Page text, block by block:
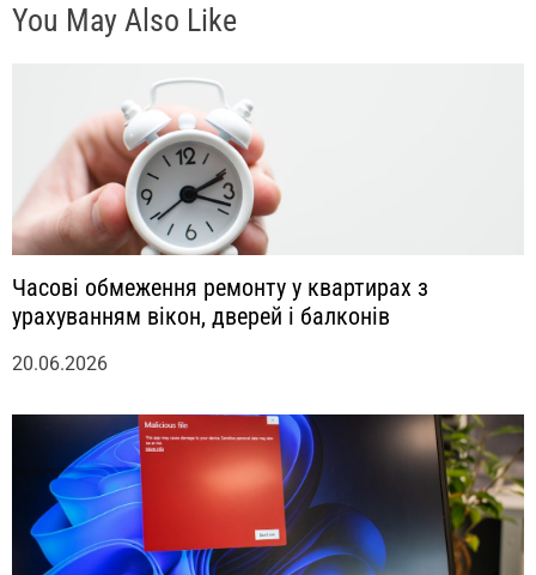
я
You May Also Like
Часові обмеження ремонту у квартирах з
урахуванням вікон, дверей і балконів
20.06.2026